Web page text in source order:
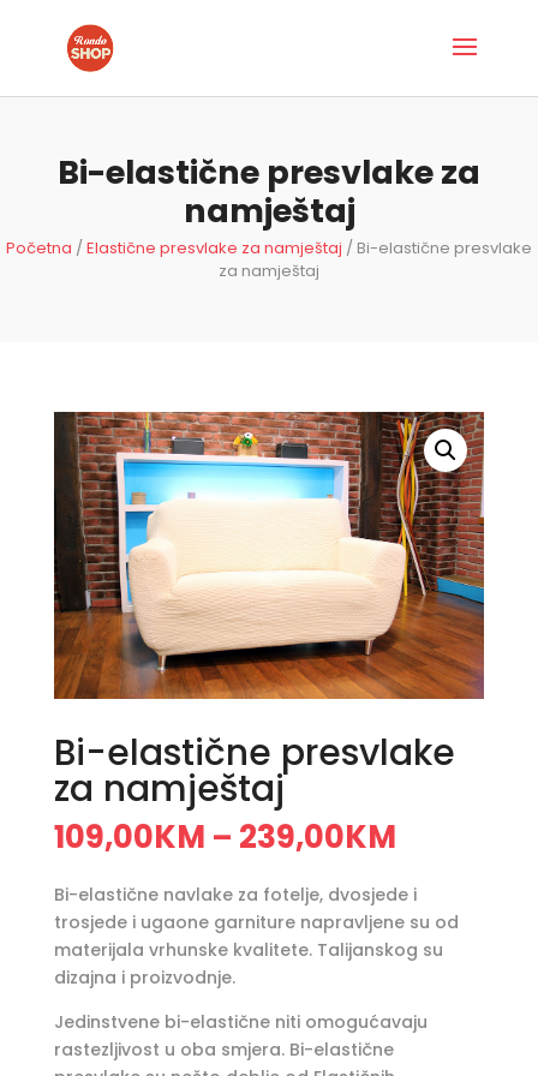
Bi-elastične presvlake za
namještaj
Početna /Elastične presvlake za namještaj / Bi-elastične presvlake
za namještaj
Bi-elastične presvlake
za namještaj
109,00KM – 239,00KM
Bi-elastične navlake za fotelje, dvosjede i
trosjede i ugaone garniture napravljene su od
materijala vrhunske kvalitete. Talijanskog su
dizajna i proizvodnje.
Jedinstvene bi-elastične niti omogućavaju
rastezljivost u oba smjera. Bi-elastične